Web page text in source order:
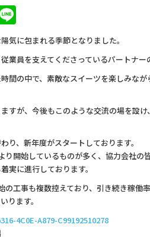
n
e
気に包まれる季節となりました。
業員を支えてくださっているパートナ
間の中で、素敵なスイーツを楽しみな
すが、今後もこのような交流の場を設
り、新年度がスタートしております。
り開始しているものが多く、協力会社
実に進行しております。
の工事も複数控えており、引き続き稼
ります。